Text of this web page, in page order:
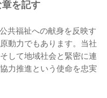
を記す
共福祉への献身を反映す
動力でもあります。当社
して地域社会と緊密に連
力推進という使命を忠実